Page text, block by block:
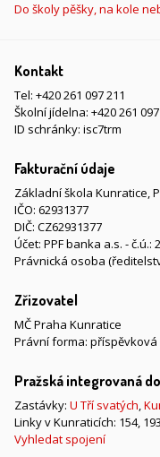
Do školy pěšky, na kole
Kontakt
Tel: +420 261 097 211
Školní jídelna: +420 261
ID schránky: isc7trm
Fakturační údaje
Základní škola Kunratice,
IČO: 62931377
DIČ: CZ62931377
Účet: PPF banka a.s. - č.ú.:
Právnická osoba
Zřizovatel
MČ Praha Kunratice
Právní forma:
Pražská integrovaná
Zastávky: U Tří svatých,
Linky v Kunraticích: 154,
Vyhledat spojení